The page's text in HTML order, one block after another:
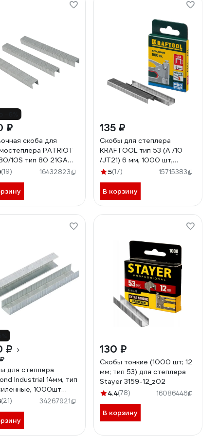
₽
скоба для
PATRIOT
10S тип 80 21GA
(19) 16432823
135 ₽
Скобы для степлера
KRAFTOOL тип 53 (A /10
/JT21) 6 мм, 1000 шт,
калибр 23GA, 31670-06
5(17) 15715383
В корзину
₽
для степлера
Industrial 14мм, тип
1000шт
(21) 34267921
130 ₽
Скобы тонкие (1000 шт; 12
мм; тип 53) для степлера
Stayer 3159-12_z02
4.4(78) 16086446
В корзину